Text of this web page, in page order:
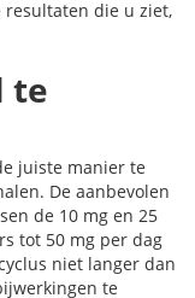
die u ziet,
te
juiste manier te
De aanbevolen
de 10 mg en 25
tot 50 mg per dag
niet langer dan
te